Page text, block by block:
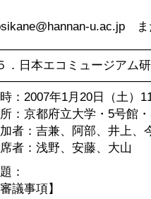
u.ac.jp ま
．日本エコミュージアム
時：2007年1月20日（土）
：京都府立大学・5号館
者：吉兼、阿部、井上、
者：浅野、安藤、大山
：
審議事項】